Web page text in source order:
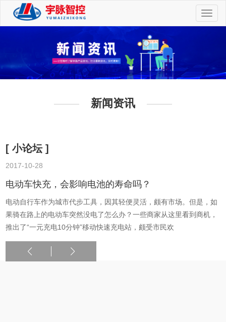
切
换
新闻资讯
[ 小论坛 ]
2017-10-28
电动车快充，会影响电池的寿命吗？
电动自行车作为城市代步工具，因其轻便灵活，颇有市场。但是，如
果骑在路上的电动车突然没电了怎么办？一些商家从这里看到商机，
推出了“一元充电10分钟”移动快速充电站，颇受市民欢